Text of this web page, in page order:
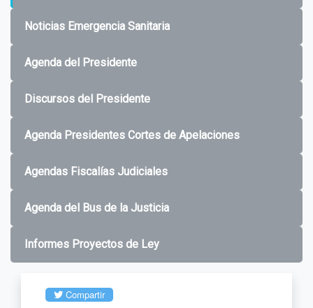
Noticias Emergencia Sanitaria
Agenda del Presidente
Discursos del Presidente
Agenda Presidentes Cortes de Apelaciones
Agendas Fiscalías Judiciales
Agenda del Bus de la Justicia
Informes Proyectos de Ley
Compartir